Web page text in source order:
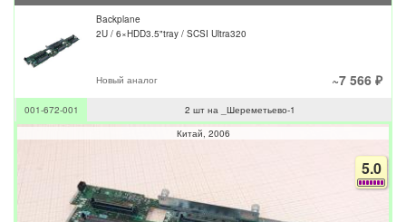
Backplane
2U / 6×HDD3.5"tray / SCSI Ultra320
Новый аналог ~7 566 ₽
001-672-001
2 шт на _Шереметьево-1
Китай 2006
5.0